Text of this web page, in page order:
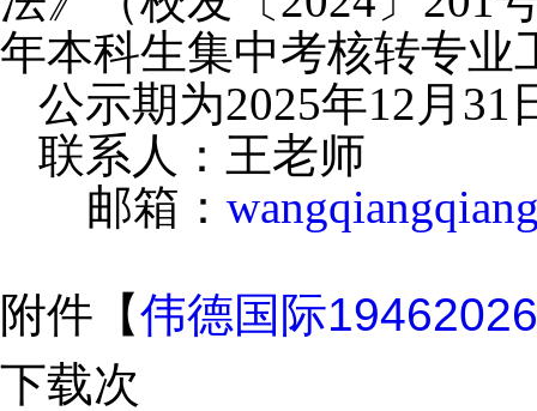
年本科生集中考核转专业
公示期为2025年12 月 31
联系人： 王老师
邮箱：
附件【伟德国际
下载次